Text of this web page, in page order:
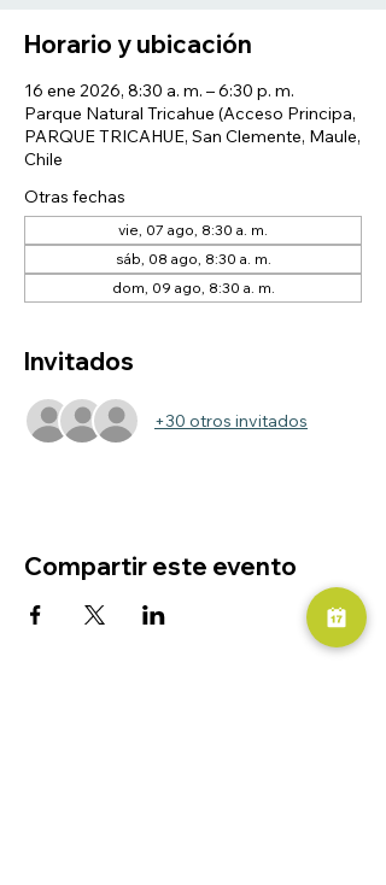
Horario y ubicación
16 ene 2026, 8:30 a. m. – 6:30 p. m.
Parque Natural Tricahue (Acceso Principa,
PARQUE TRICAHUE, San Clemente, Maule,
Chile
Otras fechas
vie, 07 ago, 8:30 a. m.
sáb, 08 ago, 8:30 a. m.
dom, 09 ago, 8:30 a. m.
Invitados
+30 otros invitados
Compartir este evento